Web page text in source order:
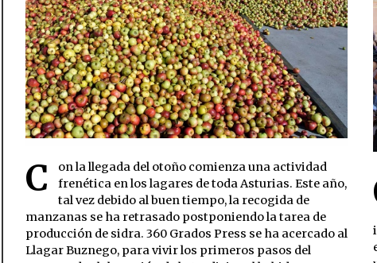
C
on la llegada del otoño comienza una actividad
frenética en los lagares de toda Asturias. Este año,
tal vez debido al buen tiempo, la recogida de
manzanas se ha retrasado postponiendo la tarea de
producción de sidra. 360 Grados Press se ha acercado al
Llagar Buznego, para vivir los primeros pasos del